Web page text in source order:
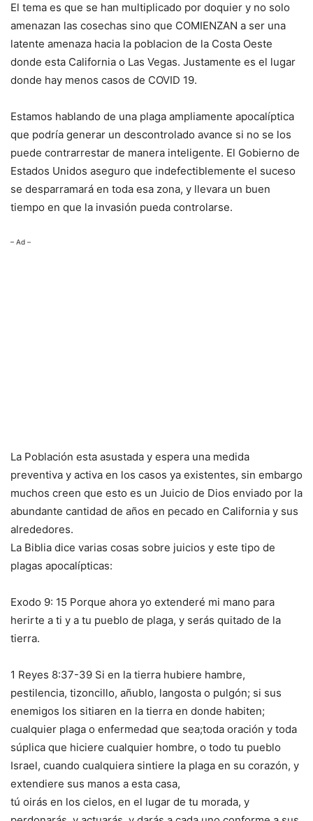
El tema es que se han multiplicado por doquier y no solo
amenazan las cosechas sino que COMIENZAN a ser una
latente amenaza hacia la poblacion de la Costa Oeste
donde esta California o Las Vegas. Justamente es el lugar
donde hay menos casos de COVID 19.
Estamos hablando de una plaga ampliamente apocalíptica
que podría generar un descontrolado avance si no se los
puede contrarrestar de manera inteligente. El Gobierno de
Estados Unidos aseguro que indefectiblemente el suceso
se desparramará en toda esa zona, y llevara un buen
tiempo en que la invasión pueda controlarse.
– Ad –
La Población esta asustada y espera una medida
preventiva y activa en los casos ya existentes, sin embargo
muchos creen que esto es un Juicio de Dios enviado por la
abundante cantidad de años en pecado en California y sus
alrededores.
La Biblia dice varias cosas sobre juicios y este tipo de
plagas apocalípticas:
Exodo 9: 15 Porque ahora yo extenderé mi mano para
herirte a ti y a tu pueblo de plaga, y serás quitado de la
tierra.
1 Reyes 8:37-39 Si en la tierra hubiere hambre,
pestilencia, tizoncillo, añublo, langosta o pulgón; si sus
enemigos los sitiaren en la tierra en donde habiten;
cualquier plaga o enfermedad que sea;toda oración y toda
súplica que hiciere cualquier hombre, o todo tu pueblo
Israel, cuando cualquiera sintiere la plaga en su corazón, y
extendiere sus manos a esta casa,
tú oirás en los cielos, en el lugar de tu morada, y